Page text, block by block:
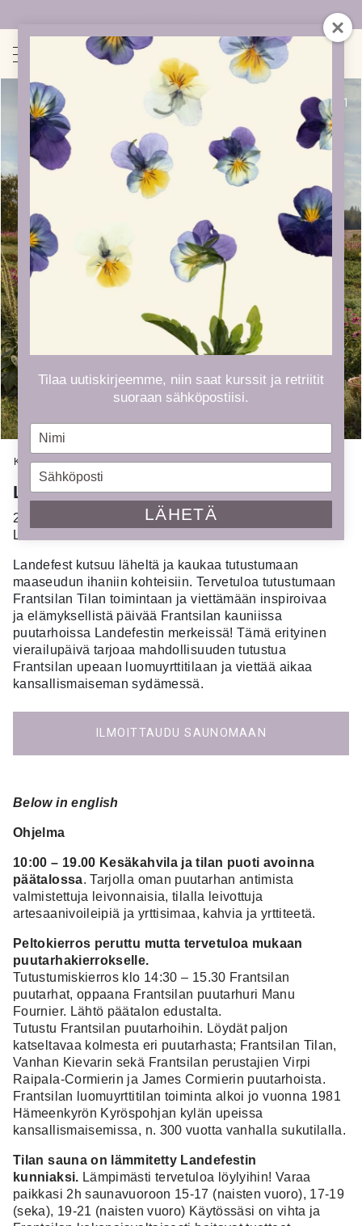
1/ 1
Kauppa»Kurssit»Landefest goes to Frantsilan Tila
Landefest goes to Frantsilan Tila
23.8.2025
La klo 10.00 - klo 19.00
Landefest kutsuu läheltä ja kaukaa tutustumaan
maaseudun ihaniin kohteisiin. Tervetuloa tutustumaan
Frantsilan Tilan toimintaan ja viettämään inspiroivaa
ja elämyksellistä päivää Frantsilan kauniissa
puutarhoissa Landefestin merkeissä! Tämä erityinen
vierailupäivä tarjoaa mahdollisuuden tutustua
Frantsilan upeaan luomuyrttitilaan ja viettää aikaa
kansallismaiseman sydämessä.
ILMOITTAUDU SAUNOMAAN
Below in english
Ohjelma
10:00 – 19.00 Kesäkahvila ja tilan puoti avoinna
päätalossa. Tarjolla oman puutarhan antimista
valmistettuja leivonnaisia, tilalla leivottuja
artesaanivoileipiä ja yrttisimaa, kahvia ja yrttiteetä.
Peltokierros peruttu mutta tervetuloa mukaan
puutarhakierrokselle.
Tutustumiskierros klo 14:30 – 15.30 Frantsilan
puutarhat, oppaana Frantsilan puutarhuri Manu
Fournier. Lähtö päätalon edustalta.
Tutustu Frantsilan puutarhoihin. Löydät paljon
katseltavaa kolmesta eri puutarhasta; Frantsilan Tilan,
Vanhan Kievarin sekä Frantsilan perustajien Virpi
Raipala-Cormierin ja James Cormierin puutarhoista.
Frantsilan luomuyrttitilan toiminta alkoi jo vuonna 1981
Hämeenkyrön Kyröspohjan kylän upeissa
kansallismaisemissa, n. 300 vuotta vanhalla sukutilalla.
Tilan sauna on lämmitetty Landefestin
kunniaksi. Lämpimästi tervetuloa löylyihin! Varaa
paikkasi 2h saunavuoroon 15-17 (naisten vuoro), 17-19
(seka), 19-21 (naisten vuoro) Käytössäsi on vihta ja
Tilaa uutiskirjeemme, niin saat kurssit ja retriitit
suoraan sähköpostiisi.
Type
name
Type
LÄHETÄ